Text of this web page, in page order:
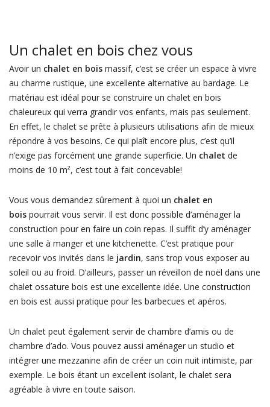
Un chalet en bois chez vous
Avoir un chalet en boismassif, c’est se créer un espace à vivre
au charme rustique, une excellente alternative au bardage. Le
matériau est idéal pour se construire un chalet en bois
chaleureux qui verra grandir vos enfants, mais pas seulement.
En effet, le chalet se prête à plusieurs utilisations afin de mieux
répondre à vos besoins. Ce qui plaît encore plus, c’est qu’il
n’exige pas forcément une grande superficie. Un chalet de
moins de 10 m², c’est tout à fait concevable!
Vous vous demandez sûrement à quoi un chalet en
boispourrait vous servir. Il est donc possible d’aménager la
construction pour en faire un coin repas. Il suffit d’y aménager
une salle à manger et une kitchenette. C’est pratique pour
recevoir vos invités dans le jardin, sans trop vous exposer au
soleil ou au froid. D’ailleurs, passer un réveillon de noël dans une
chalet ossature bois est une excellente idée. Une construction
en bois est aussi pratique pour les barbecues et apéros.
Un chalet peut également servir de chambre d’amis ou de
chambre d’ado. Vous pouvez aussi aménager un studio et
intégrer une mezzanine afin de créer un coin nuit intimiste, par
exemple. Le bois étant un excellent isolant, le chalet sera
agréable à vivre en toute saison.